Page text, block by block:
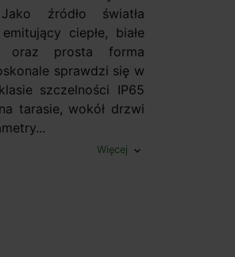
źródło światła
ciepłe, białe
oraz prosta forma
sprawdzi się w
szczelności IP65
tarasie, wokół drzwi
Więcej expand_more